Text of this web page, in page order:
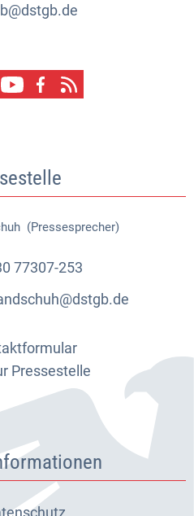
(Pressesprecher)
Alexander Handschuh
77307-253
Pressestelle